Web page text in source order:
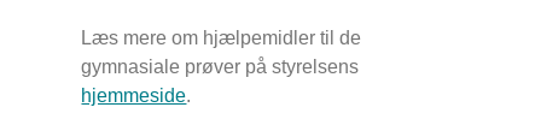
Læs mere om hjælpemidler til de
gymnasiale prøver på styrelsens
hjemmeside.